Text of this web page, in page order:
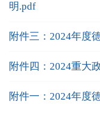
明.pdf
附件三：2024年度
附件四：2024重大
附件一：2024年度